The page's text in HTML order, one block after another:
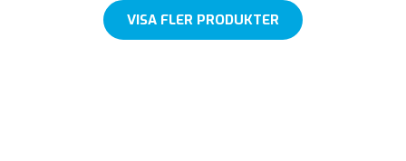
VISA FLER PRODUKTER